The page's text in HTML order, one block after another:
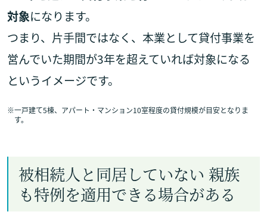
対象になります。
つまり、片手間ではなく、本業として貸付事業を
営んでいた期間が3年を超えていれば対象になる
というイメージです。
※一戸建て5棟、アパート・マンション10室程度の貸付規模が目安となりま
す。
被相続人と同居していない 親族
も特例を適用できる場合がある